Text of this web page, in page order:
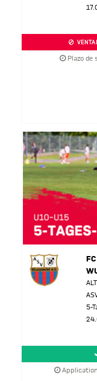
Plazo de
5-